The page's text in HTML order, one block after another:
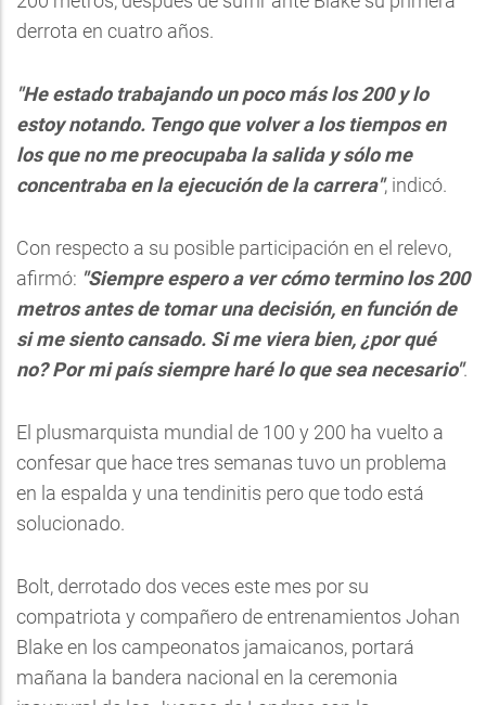
derrota en cuatro años.
"He estado trabajando un poco más los 200 y lo
estoy notando. Tengo que volver a los tiempos en
los que no me preocupaba la salida y sólo me
concentraba en la ejecución de la carrera", indicó.
Con respecto a su posible participación en el relevo,
afirmó: "Siempre espero a ver cómo termino los 200
metros antes de tomar una decisión, en función de
si me siento cansado. Si me viera bien, ¿por qué
no? Por mi país siempre haré lo que sea necesario".
El plusmarquista mundial de 100 y 200 ha vuelto a
confesar que hace tres semanas tuvo un problema
en la espalda y una tendinitis pero que todo está
solucionado.
Bolt, derrotado dos veces este mes por su
compatriota y compañero de entrenamientos Johan
Blake en los campeonatos jamaicanos, portará
mañana la bandera nacional en la ceremonia